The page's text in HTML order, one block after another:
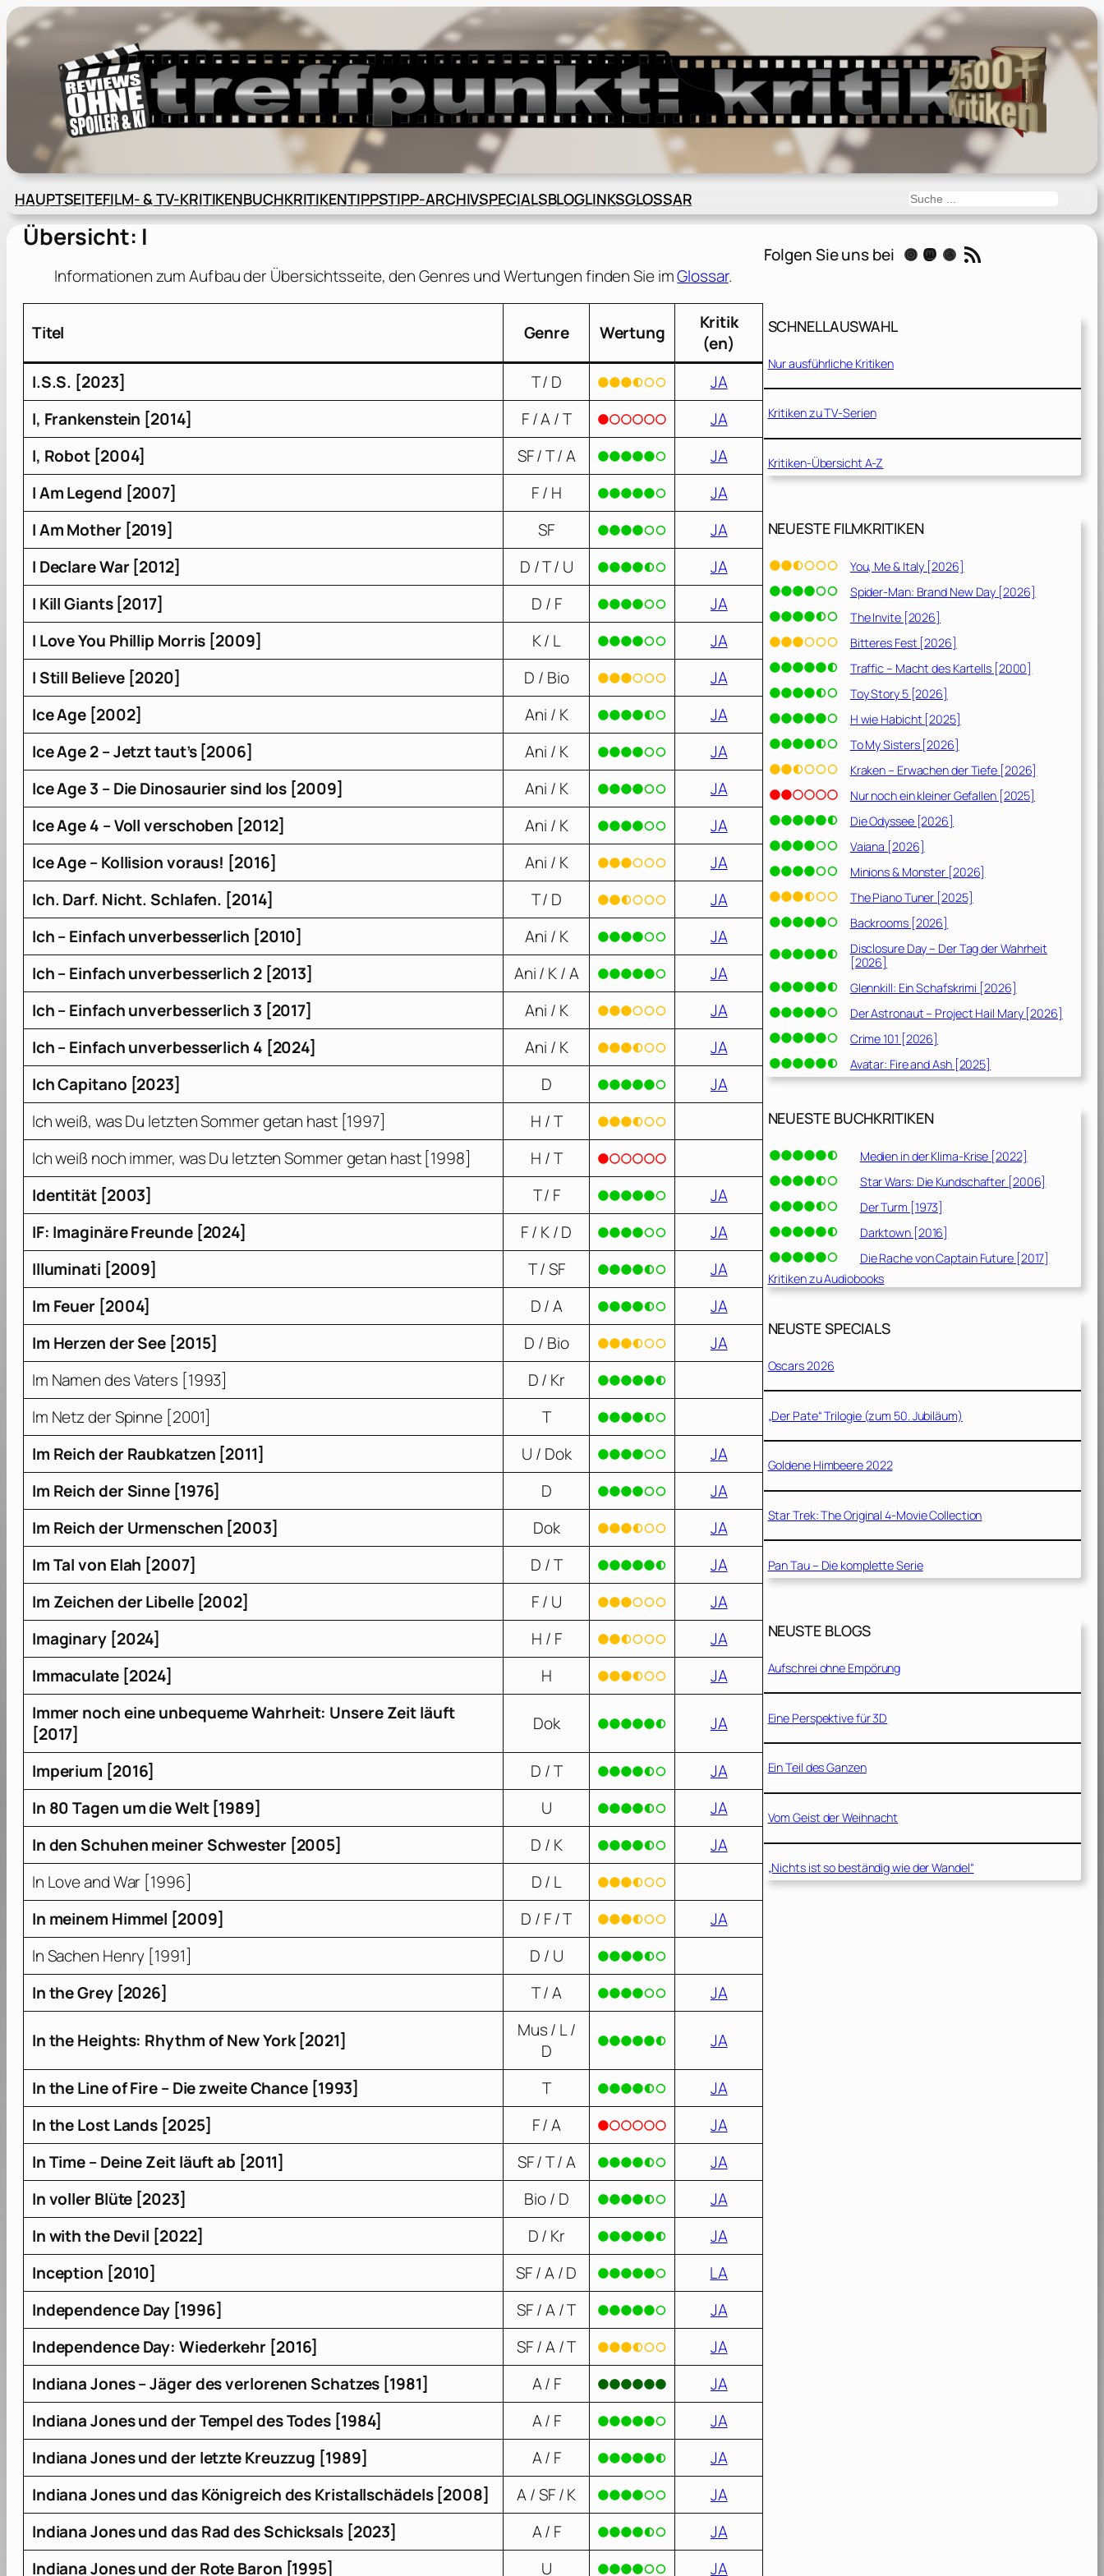
Zum
Inhalt
springen
HAUPTSEITEFILM- & TV-KRITIKENBUCHKRITIKENTIPPSTIPP-ARCHIVSPECIALSBLOGLINKSGLOSSAR Suchen
Übersicht: I
Informationen zum Aufbau der Übersichtsseite, den Genres und Wertungen finden Sie imGlossar.
Titel Genre Wertung
Kritik
(en)
I.S.S. [2023]
T / D
JA
I, Frankenstein [2014]
F / A / T
JA
I, Robot [2004]
SF / T / A
JA
I Am Legend [2007]
F / H
JA
I Am Mother [2019]
SF
JA
I Declare War [2012]
D / T / U
JA
I Kill Giants [2017]
D / F
JA
I Love You Phillip Morris [2009]
K / L
JA
I Still Believe [2020]
D / Bio
JA
Ice Age [2002]
Ani / K
JA
Ice Age 2 – Jetzt taut’s [2006]
Ani / K
JA
Ice Age 3 – Die Dinosaurier sind los [2009]
Ani / K
JA
Ice Age 4 –Voll verschoben [2012] Ani / K
JA
Ice Age – Kollision voraus! [2016]
Ani / K
JA
Ich. Darf. Nicht. Schlafen. [2014]
T / D
JA
Ich – Einfach unverbesserlich [2010]
Ani / K
JA
Ich – Einfach unverbesserlich 2 [2013]
Ani / K / A
JA
Ich – Einfach unverbesserlich 3 [2017]
Ani / K
JA
Ich – Einfach unverbesserlich 4 [2024]
Ani / K
JA
Ich Capitano [2023]
D
JA
Ich weiß, was Du letzten Sommer getan hast [1997]
H / T
Ich weiß noch immer, was Du letzten Sommer getan hast [1998]
H / T
Identität [2003]
T / F
JA
IF: Imaginäre Freunde [2024]
F / K / D
JA
Illuminati [2009]
T / SF
JA
Im Feuer [2004]
D / A
JA
Im Herzen der See [2015]
D / Bio
JA
Im Namen des Vaters [1993]
D / Kr
Im Netz der Spinne [2001]
T
Im Reich der Raubkatzen [2011]
U / Dok
JA
Im Reich der Sinne [1976]
D
JA
Im Reich der Urmenschen [2003]
Dok
JA
Im Tal von Elah [2007]
D / T
JA
Im Zeichen der Libelle [2002]
F / U
JA
Imaginary [2024]
H / F
JA
Immaculate [2024]
H
JA
Immer noch eine unbequeme Wahrheit: Unsere Zeit läuft
[2017]
Dok JA
Imperium [2016] D / T
JA
In 80 Tagen um die Welt [1989]
U
JA
In den Schuhen meiner Schwester [2005]
D / K
JA
In Love and War [1996]
D / L
In meinem Himmel [2009]
D / F / T
JA
In Sachen Henry [1991]
D / U
In the Grey [2026]
T / A JA
In the Heights: Rhythm of New York [2021]
Mus / L /
D
JA
In the Line of Fire – Die zweite Chance [1993] T
JA
In the Lost Lands [2025]
F / A
JA
In Time – Deine Zeit läuft ab [2011]
SF / T / A
JA
In voller Blüte [2023]
Bio / D
JA
In with the Devil [2022]
D / Kr
JA
Inception [2010]
SF / A / D
LA
Independence Day [1996]
SF / A / T
JA
Independence Day: Wiederkehr [2016]
SF / A / T
JA
Indiana Jones – Jäger des verlorenen Schatzes [1981]
A / F
JA
Indiana Jones und der Tempel des Todes [1984]
A / F
JA
Indiana Jones und der letzte Kreuzzug [1989]
A / F
JA
Indiana Jones und das Königreich des Kristallschädels [2008]
A / SF / K
JA
Indiana Jones und das Rad des Schicksals [2023]
A / F
JA
Indiana Jones und der Rote Baron [1995]
U JA
Folgen Sie uns bei Instagram Mastodon Threads RSS-Feed
SCHNELLAUSWAHL
Nur ausführliche Kritiken
Kritiken zu TV-Serien
Kritiken-Übersicht A-Z
NEUESTE FILMKRITIKEN
You, Me & Italy [2026]
Spider-Man: Brand New Day [2026]
The Invite [2026]
Bitteres Fest [2026]
Traffic – Macht des Kartells [2000]
Toy Story 5 [2026]
H wie Habicht [2025]
To My Sisters [2026]
Kraken – Erwachen der Tiefe [2026]
Nur noch ein kleiner Gefallen [2025]
Die Odyssee [2026]
Vaiana [2026]
Minions & Monster [2026]
The Piano Tuner [2025]
Backrooms [2026]
Disclosure Day – Der Tag der Wahrheit
[2026]
Glennkill: Ein Schafskrimi [2026]
Der Astronaut – Project Hail Mary [2026]
Crime 101 [2026]
Avatar: Fire and Ash [2025]
NEUESTE BUCHKRITIKEN
Medien in der Klima-Krise [2022]
Star Wars: Die Kundschafter [2006]
Der Turm [1973]
Darktown [2016]
Die Rache von Captain Future [2017]
Kritiken zu Audiobooks
NEUSTE SPECIALS
Oscars 2026
„Der Pate“ Trilogie (zum 50. Jubiläum)
Goldene Himbeere 2022
Star Trek: The Original 4-Movie Collection
Pan Tau – Die komplette Serie
NEUSTE BLOGS
Aufschrei ohne Empörung
Eine Perspektive für 3D
Ein Teil des Ganzen
Vom Geist der Weihnacht
„Nichts ist so beständig wie der Wandel“